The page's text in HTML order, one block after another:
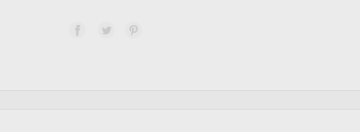
ARNOLD LAKHOVSKY : SES PRINCIPALES OEUVRES